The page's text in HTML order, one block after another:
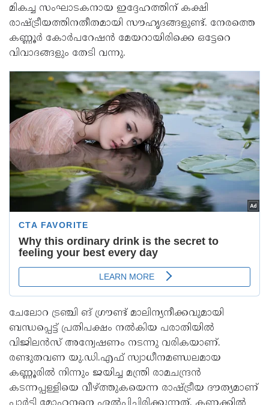
മികച്ച സംഘാടകനായ ഇദ്ദേഹത്തിന് കക്ഷി
രാഷ്ട്രീയത്തിനതീതമായി സൗഹൃദങ്ങളുണ്ട്. നേരത്തെ
കണ്ണൂർ കോർപറേഷൻ മേയറായിരിക്കെ ഒട്ടേറെ
വിവാദങ്ങളും തേടി വന്നു.
ചേലോറ ട്രഞ്ചി ങ് ഗ്രൗണ്ട് മാലിന്യനീക്കവുമായി
ബന്ധപ്പെട്ട് പ്രതിപക്ഷം നൽകിയ പരാതിയിൽ
വിജിലൻസ് അന്വേഷണം നടന്നു വരികയാണ്.
രണ്ടുതവണ യു.ഡി.എഫ് സ്വാധീനമണ്ഡലമായ
കണ്ണൂരിൽ നിന്നും ജയിച്ച മന്ത്രി രാമചന്ദ്രൻ
കടന്നപ്പള്ളിയെ വീഴ്ത്തുകയെന്ന രാഷ്ട്രീയ ദൗത്യമാണ്